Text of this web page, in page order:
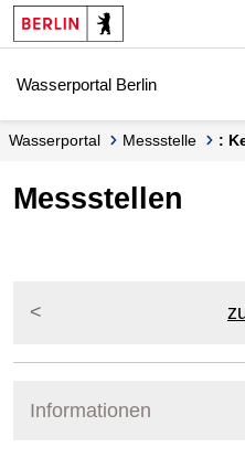
Springe zur Navigation
Springe zum Inhalt
Wasserportal Berlin
Wasserportal Messstelle :
Messstellen
Informationen